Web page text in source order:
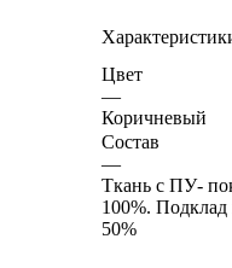
Цвет
—
Коричневый
Состав
—
Ткань с ПУ-
100%. Подклад
50%